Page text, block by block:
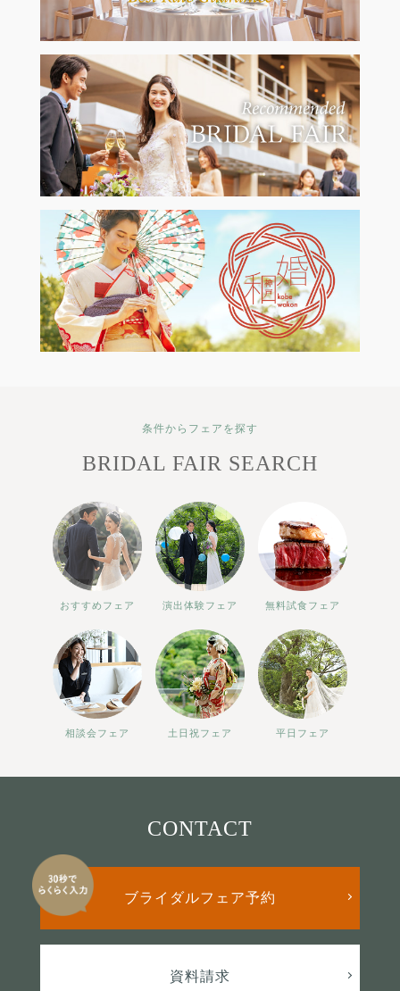
条件からフェアを探す
BRIDAL FAIR SEARCH
おすすめフェア 演出体験フェア 無料試食フェア
相談会フェア 土日祝フェア 平日フェア
CONTACT
ブライダルフェア予約
資料請求